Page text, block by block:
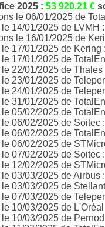
2025 : 53 920.21 €
le 06/01/2025 de
le 14/01/2025 de LVMH
le 16/01/2025 de
le 17/01/2025 de Kering
le 17/01/2025 de
le 22/01/2025 de Thales
le 23/01/2025 de
le 24/01/2025 de
le 31/01/2025 de
le 05/02/2025 de
le 06/02/2025 de Soitec
le 06/02/2025 de
le 06/02/2025 de
le 07/02/2025 de Soitec
le 12/02/2025 de
le 03/03/2025 de Airbus
le 03/03/2025 de
le 07/03/2025 de
10/03/2025 de L'Oréal
le 10/03/2025 de